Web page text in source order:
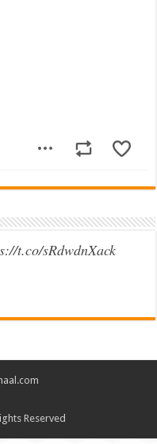
t.co/sRdwdnXack
Reserved